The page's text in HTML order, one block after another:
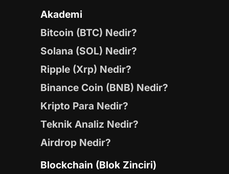
Akademi
Bitcoin (BTC) Nedir?
Solana (SOL) Nedir?
Ripple (Xrp) Nedir?
Binance Coin (BNB) Nedir?
Kripto Para Nedir?
Teknik Analiz Nedir?
Airdrop Nedir?
Blockchain (Blok Zinciri)